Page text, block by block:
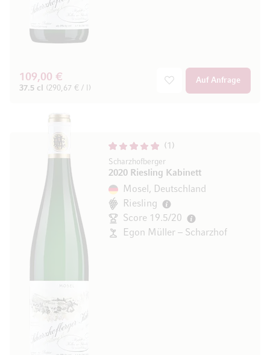
109,00 €
37.5 cl (290,67 € / l)
Auf Anfrage
1
Scharzhofberger
2020 Riesling Kabinett
Mosel, Deutschland
Riesling
Score 19.5/20
Egon Müller – Scharzhof